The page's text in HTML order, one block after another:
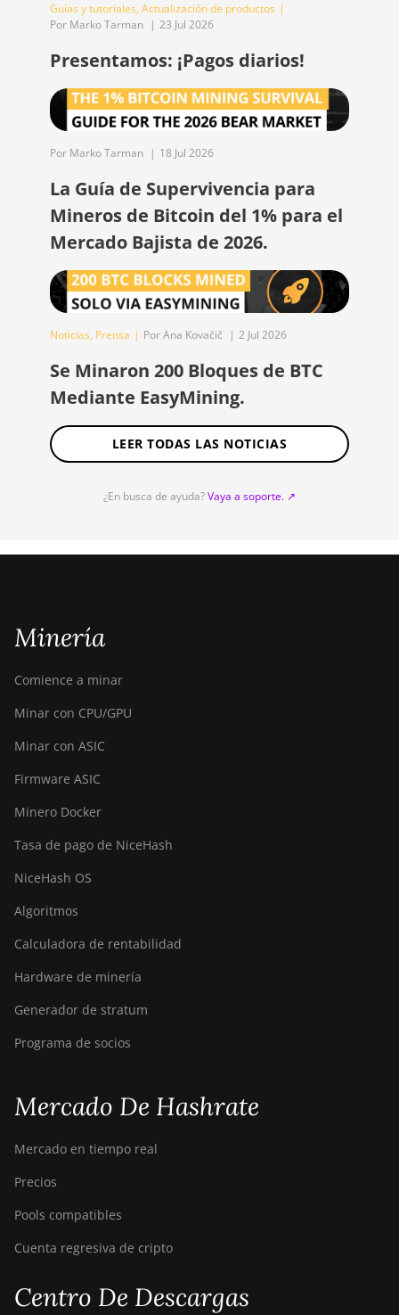
Guías y tutoriales, Actualización de productos |
Por Marko Tarman | 23 Jul 2026
Presentamos: ¡Pagos diarios!
Por Marko Tarman | 18 Jul 2026
La Guía de Supervivencia para
Mineros de Bitcoin del 1% para el
Mercado Bajista de 2026.
Noticias, Prensa | Por Ana Kovačič | 2 Jul 2026
Se Minaron 200 Bloques de BTC
Mediante EasyMining.
LEER TODAS LAS NOTICIAS
¿En busca de ayuda?Vaya a soporte. ↗︎
Minería
Comience a minar
Minar con CPU/GPU
Minar con ASIC
Firmware ASIC
Minero Docker
Tasa de pago de NiceHash
NiceHash OS
Algoritmos
Calculadora de rentabilidad
Hardware de minería
Generador de stratum
Programa de socios
Mercado De Hashrate
Mercado en tiempo real
Precios
Pools compatibles
Cuenta regresiva de cripto
Centro De Descargas